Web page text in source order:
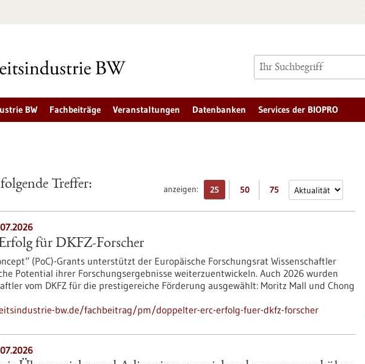
BW Fachbeiträge Veranstaltungen Datenbanken Services der BIOPRO
anzeigen: 25 50 75
Treffer:
für DKFZ-Forscher
(PoC)-Grants unterstützt der Europäische Forschungsrat Wissenschaftler
Potential ihrer Forschungsergebnisse weiterzuentwickeln. Auch 2026 wurden
vom DKFZ für die prestigereiche Förderung ausgewählt: Moritz Mall und Chong
bw.de/fachbeitrag/pm/doppelter-erc-erfolg-fuer-dkfz-forscher